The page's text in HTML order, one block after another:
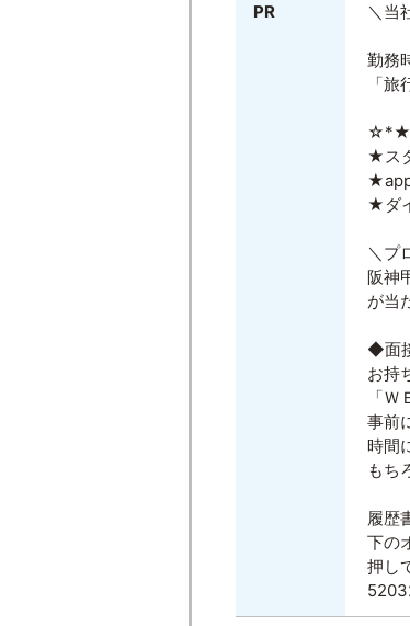
PR ＼当
勤務
「
★ス
★ダ
＼プ
阪神
が当
◆面
お持
「
事前
時間
もち
履歴
下の
押し